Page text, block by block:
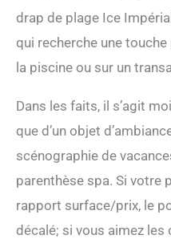
drap de plage Ice
qui recherche une touche
la piscine ou sur un
Dans les faits, il s’agit
que d’un objet
scénographie de
parenthèse spa. Si votre
rapport surface/prix, le
décalé; si vous aimez